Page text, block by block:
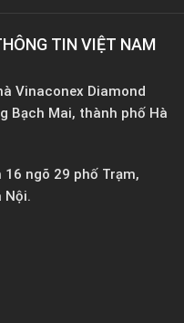
TIN VIỆT NAM
Vinaconex Diamond
Bạch Mai, thành phố Hà
16 ngõ 29 phố Trạm,
Nội.